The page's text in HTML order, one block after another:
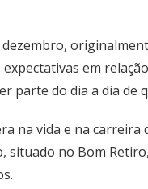
expectativas em
parte do dia a dia de
na vida e na carreira
no Bom